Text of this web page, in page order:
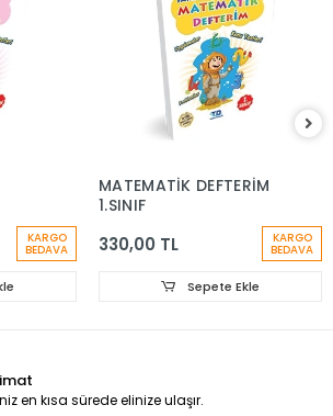
KARGO
BEDAVA
MATEMATİK DEFTERİM
1.SINIF
330,00 TL KARGO
BEDAVA
Sepete Ekle
en kısa sürede elinize ulaşır.